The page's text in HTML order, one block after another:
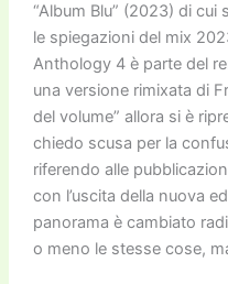
“Album Blu” (2023) di cui
le spiegazioni del mix
Anthology 4 è parte del
una versione rimixata di
del volume” allora si è
chiedo scusa per la
riferendo alle
con l’uscita della nuova
panorama è cambiato
o meno le stesse cose,